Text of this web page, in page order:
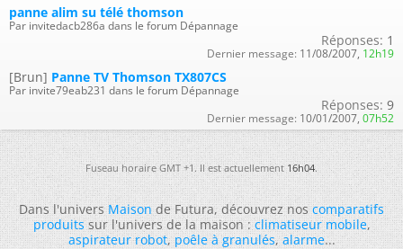
panne alim su télé thomson
Par invitedacb286a dans le forum Dépannage
Réponses: 1
Dernier message: 11/08/2007, 12h19
[Brun] Panne TV Thomson TX807CS
Par invite79eab231 dans le forum Dépannage
Réponses: 9
Dernier message: 10/01/2007, 07h52
Fuseau horaire GMT +1. Il est actuellement16h04.
Dans l'universMaisonde Futura, découvrez noscomparatifs
produitssur l'univers de la maison :climatiseur mobile,
aspirateur robot,poêle à granulés,alarme...